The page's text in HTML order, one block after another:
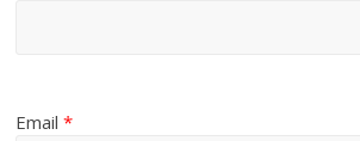
Email*